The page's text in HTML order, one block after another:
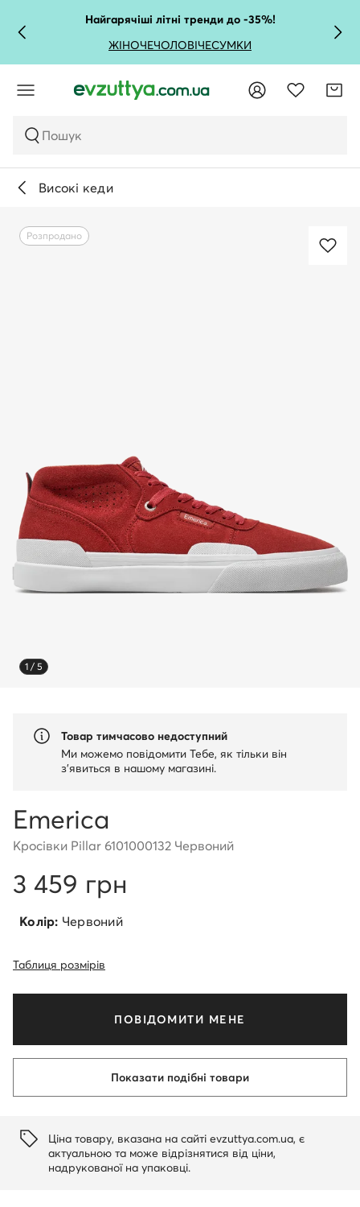
Найгарячіші літні тренди до -35%!
ЖІНОЧЕЧОЛОВІЧЕСУМКИ
Пошук
Високі кеди
1 / 5
Розпродано
Товар тимчасово недоступний
Ми можемо повідомити Тебе, як тільки він
з'явиться в нашому магазині.
Emerica
Кросівки Pillar 6101000132 Червоний
3 459 грн
Колір: Червоний
Таблиця розмірів
ПОВІДОМИТИ МЕНЕ
Показати подібні товари
Ціна товару, вказана на сайті evzuttya.com.ua, є
актуальною та може відрізнятися від ціни,
надрукованої на упаковці.